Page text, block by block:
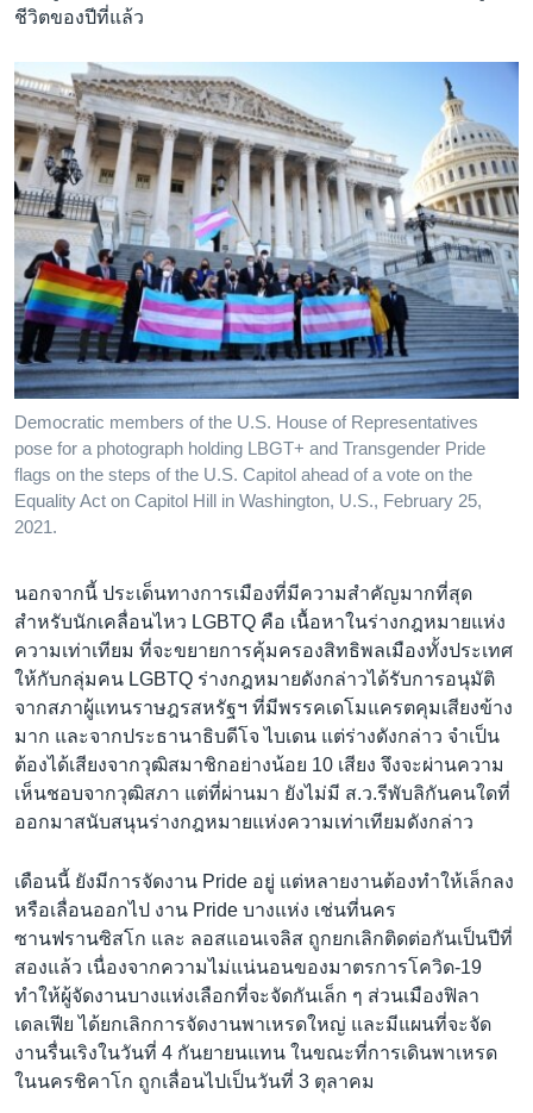
ชีวิตของปีที่แล้ว
Democratic members of the U.S. House of Representatives
pose for a photograph holding LBGT+ and Transgender Pride
flags on the steps of the U.S. Capitol ahead of a vote on the
Equality Act on Capitol Hill in Washington, U.S., February 25,
2021.
นอกจากนี้ ประเด็นทางการเมืองที่มีความสำคัญมากที่สุด
สำหรับนักเคลื่อนไหว LGBTQ คือ เนื้อหาในร่างกฎหมายแห่ง
ความเท่าเทียม ที่จะขยายการคุ้มครองสิทธิพลเมืองทั้งประเทศ
ให้กับกลุ่มคน LGBTQ ร่างกฎหมายดังกล่าวได้รับการอนุมัติ
จากสภาผู้แทนราษฎรสหรัฐฯ ที่มีพรรคเดโมแครตคุมเสียงข้าง
มาก และจากประธานาธิบดีโจ ไบเดน แต่ร่างดังกล่าว จำเป็น
ต้องได้เสียงจากวุฒิสมาชิกอย่างน้อย 10 เสียง จึงจะผ่านความ
เห็นชอบจากวุฒิสภา แต่ที่ผ่านมา ยังไม่มี ส.ว.รีพับลิกันคนใดที่
ออกมาสนับสนุนร่างกฎหมายแห่งความเท่าเทียมดังกล่าว
เดือนนี้ ยังมีการจัดงาน Pride อยู่ แต่หลายงานต้องทำให้เล็กลง
หรือเลื่อนออกไป งาน Pride บางแห่ง เช่นที่นคร
ซานฟรานซิสโก และ ลอสแอนเจลิส ถูกยกเลิกติดต่อกันเป็นปีที่
สองแล้ว เนื่องจากความไม่แน่นอนของมาตรการโควิด-19
ทำให้ผู้จัดงานบางแห่งเลือกที่จะจัดกันเล็ก ๆ ส่วนเมืองฟิลา
เดลเฟีย ได้ยกเลิกการจัดงานพาเหรดใหญ่ และมีแผนที่จะจัด
งานรื่นเริงในวันที่ 4 กันยายนแทน ในขณะที่การเดินพาเหรด
ในนครชิคาโก ถูกเลื่อนไปเป็นวันที่ 3 ตุลาคม